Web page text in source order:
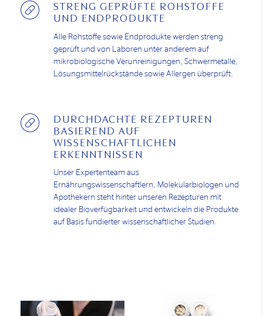
STRENG GEPRÜFTE ROHSTOFFE
UND ENDPRODUKTE
Alle Rohstoffe sowie Endprodukte werden streng
geprüft und von Laboren unter anderem auf
mikrobiologische Verunreinigungen, Schwermetalle,
Lösungsmittelrückstände sowie Allergen überprüft.
DURCHDACHTE REZEPTUREN
BASIEREND AUF
WISSENSCHAFTLICHEN
ERKENNTNISSEN
Unser Expertenteam aus
Ernährungswissenschaftlern, Molekularbiologen und
Apothekern steht hinter unseren Rezepturen mit
idealer Bioverfügbarkeit und entwickeln die Produkte
auf Basis fundierter wissenschaftlicher Studien.